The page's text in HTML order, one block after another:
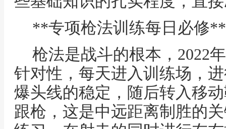
**专项枪法训练每日必修**
枪法是战斗的根本，2022
针对性，每天进入训练场，
爆头线的稳定，随后转入移
跟枪，这是中远距离制胜的